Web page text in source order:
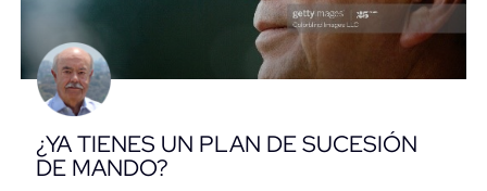
¿YA TIENES UN PLAN DE SUCESIÓN
DE MANDO?